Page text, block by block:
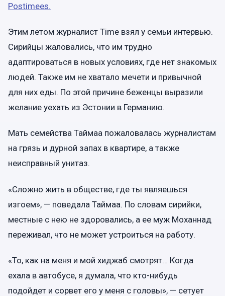
Postimees.
Этим летом журналист Time взял у семьи интервью.
Сирийцы жаловались, что им трудно
адаптироваться в новых условиях, где нет знакомых
людей. Также им не хватало мечети и привычной
для них еды. По этой причине беженцы выразили
желание уехать из Эстонии в Германию.
Мать семейства Таймаа пожаловалась журналистам
на грязь и дурной запах в квартире, а также
неисправный унитаз.
«Сложно жить в обществе, где ты являешься
изгоем», — поведала Таймаа. По словам сирийки,
местные с нею не здоровались, а ее муж Моханнад
переживал, что не может устроиться на работу.
«То, как на меня и мой хиджаб смотрят… Когда
ехала в автобусе, я думала, что кто-нибудь
подойдет и сорвет его у меня с головы», — сетует